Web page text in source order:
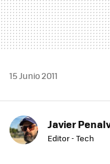
15 Junio 2011
Javier
Editor - Tech